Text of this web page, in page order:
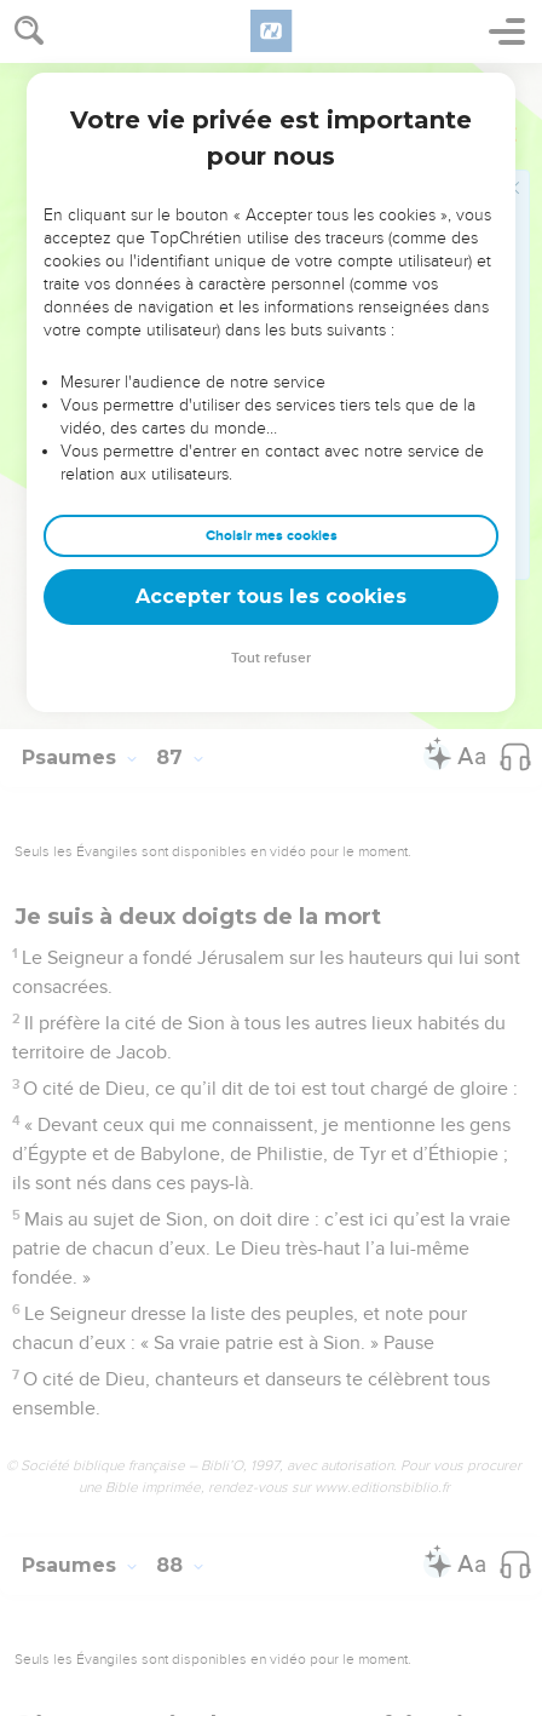
NE MANQUEZ PAS L’ÉVÉNEMENT
DE L’ANNÉE !
ET SI LEURS ERREURS POUVAIENT VOUS ÉVITER LES
VOTRES ?
leur foi ou leur vision. Mais on voit moins les doutes, les erreurs
et les saisons difficiles qu'ils ont traversés, alors même que ce
sont elles qui les ont façonnés.
Dans cette conférence, leaders, entrepreneurs, et responsables
clés pour avancer avec plus de sagesse afin que leurs erreurs
deviennent vos tremplins. Que vous guidiez un ministère, une
équipe, un groupe ou une famille, leur expérience est faite
Psaumes 86
Seuls les Évangiles sont disponibles en vidéo pour le moment.
Sion, vraie patrie de tous les peuples
1 Seigneur, tends vers moi une oreille attentive, réponds-
moi, car je suis pauvre et malheureux.
2 Je suis un de tes fidèles, protège-moi. Je suis ton serviteur,
je me fie à toi, sauve-moi, toi qui es mon Dieu.
3 Je passe mes journées à t’appeler, Seigneur, accorde-moi
ton appui.
4 Je me tourne vers toi, Seigneur ; je t’en prie, rends-moi la
joie.
5 Toi, Seigneur, tu es bon, prêt à pardonner, et généreux
pour tous ceux qui t’appellent.
6 Écoute bien ma prière, Seigneur, sois attentif quand je te
supplie.
7 Quand je suis dans la détresse, je t’appelle, car tu me
répondras.
8 Parmi les dieux, aucun n’est comme toi, Seigneur, aucun
Tu as créé toutes les nations ; elles viendront s’incliner
Car tu es grand, tu fais des merveilles, tu es le seul vrai
Dieu.
préoccupation : rester soumis à ton autorité.
Votre vie privée est importante
pour nous
En cliquant sur le bouton « Accepter tous les cookies », vous
acceptez que TopChrétien utilise des traceurs (comme des
cookies ou l'identifiant unique de votre compte utilisateur) et
traite vos données à caractère personnel (comme vos
données de navigation et les informations renseignées dans
votre compte utilisateur) dans les buts suivants :
Mesurer l'audience de notre service
Vous permettre d'utiliser des services tiers tels que de la
vidéo, des cartes du monde…
Vous permettre d'entrer en contact avec notre service de
relation aux utilisateurs.
Choisir mes cookies
Accepter tous les cookies
Tout refuser